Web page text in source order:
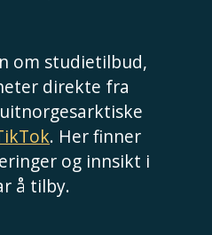
om studietilbud,
direkte fra
. Her finner
og innsikt i
å tilby.